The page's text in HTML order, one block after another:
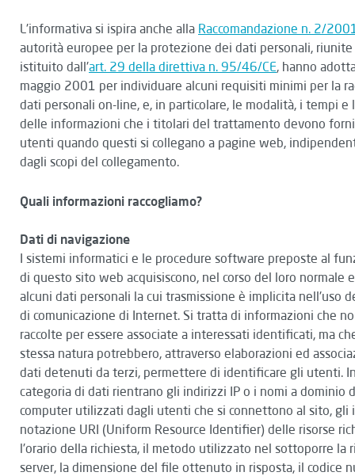
L'informativa si ispira anche alla Raccomandazione n. 2/
autorità europee per la protezione dei dati personali, riunite
istituito dall'art. 29 della direttiva n. 95/46/CE, hanno
maggio 2001 per individuare alcuni requisiti minimi per la
dati personali on-line, e, in particolare, le modalità, i tempi e
delle informazioni che i titolari del trattamento devono
utenti quando questi si collegano a pagine web,
dagli scopi del collegamento.
Quali informazioni raccogliamo?
Dati di navigazione
I sistemi informatici e le procedure software preposte al
di questo sito web acquisiscono, nel corso del loro normale
alcuni dati personali la cui trasmissione è implicita nell'uso
di comunicazione di Internet. Si tratta di informazioni che
raccolte per essere associate a interessati identificati, ma
stessa natura potrebbero, attraverso elaborazioni ed
dati detenuti da terzi, permettere di identificare gli utenti.
categoria di dati rientrano gli indirizzi IP o i nomi a dominio
computer utilizzati dagli utenti che si connettono al sito, gli
notazione URI (Uniform Resource Identifier) delle risorse
l'orario della richiesta, il metodo utilizzato nel sottoporre la
server, la dimensione del file ottenuto in risposta, il codice